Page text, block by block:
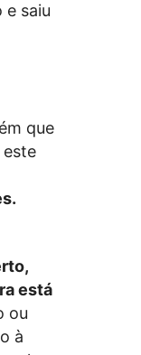
e saiu
que
este
está
ou
à